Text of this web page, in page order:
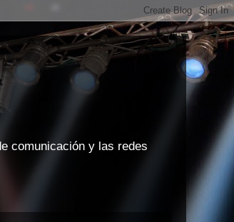
comunicación y las redes